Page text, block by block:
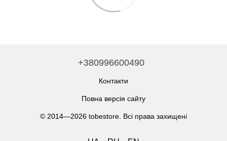
+380996600490
Контакти
Повна версія сайту
© 2014—2026 tobestore. Всі права захищені